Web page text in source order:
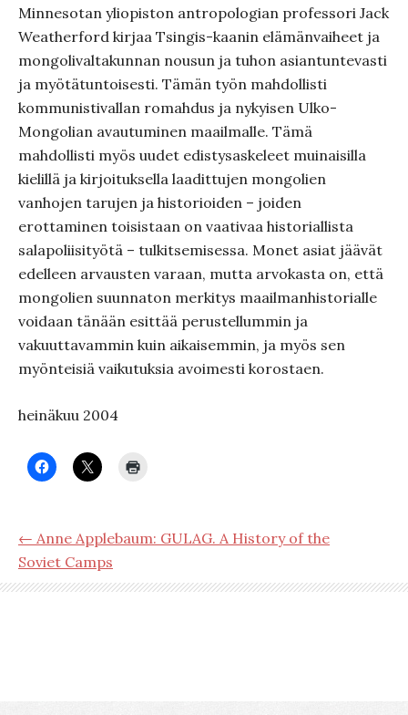
Minnesotan yliopiston antropologian professori Jack
Weatherford kirjaa Tsingis-kaanin elämänvaiheet ja
mongolivaltakunnan nousun ja tuhon asiantuntevasti
ja myötätuntoisesti. Tämän työn mahdollisti
kommunistivallan romahdus ja nykyisen Ulko-
Mongolian avautuminen maailmalle. Tämä
mahdollisti myös uudet edistysaskeleet muinaisilla
kielillä ja kirjoituksella laadittujen mongolien
vanhojen tarujen ja historioiden – joiden
erottaminen toisistaan on vaativaa historiallista
salapoliisityötä – tulkitsemisessa. Monet asiat jäävät
edelleen arvausten varaan, mutta arvokasta on, että
mongolien suunnaton merkitys maailmanhistorialle
voidaan tänään esittää perustellummin ja
vakuuttavammin kuin aikaisemmin, ja myös sen
myönteisiä vaikutuksia avoimesti korostaen.
heinäkuu 2004
← Anne Applebaum: GULAG. A History of the
Soviet Camps